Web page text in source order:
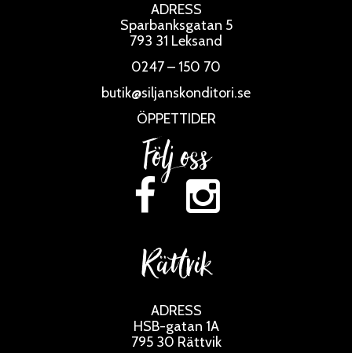
ADRESS
Sparbanksgatan 5
793 31 Leksand
0247 – 150 70
butik@siljanskonditori.se
ÖPPETTIDER
Följ oss
Rättvik
ADRESS
HSB-gatan 1A
795 30 Rättvik